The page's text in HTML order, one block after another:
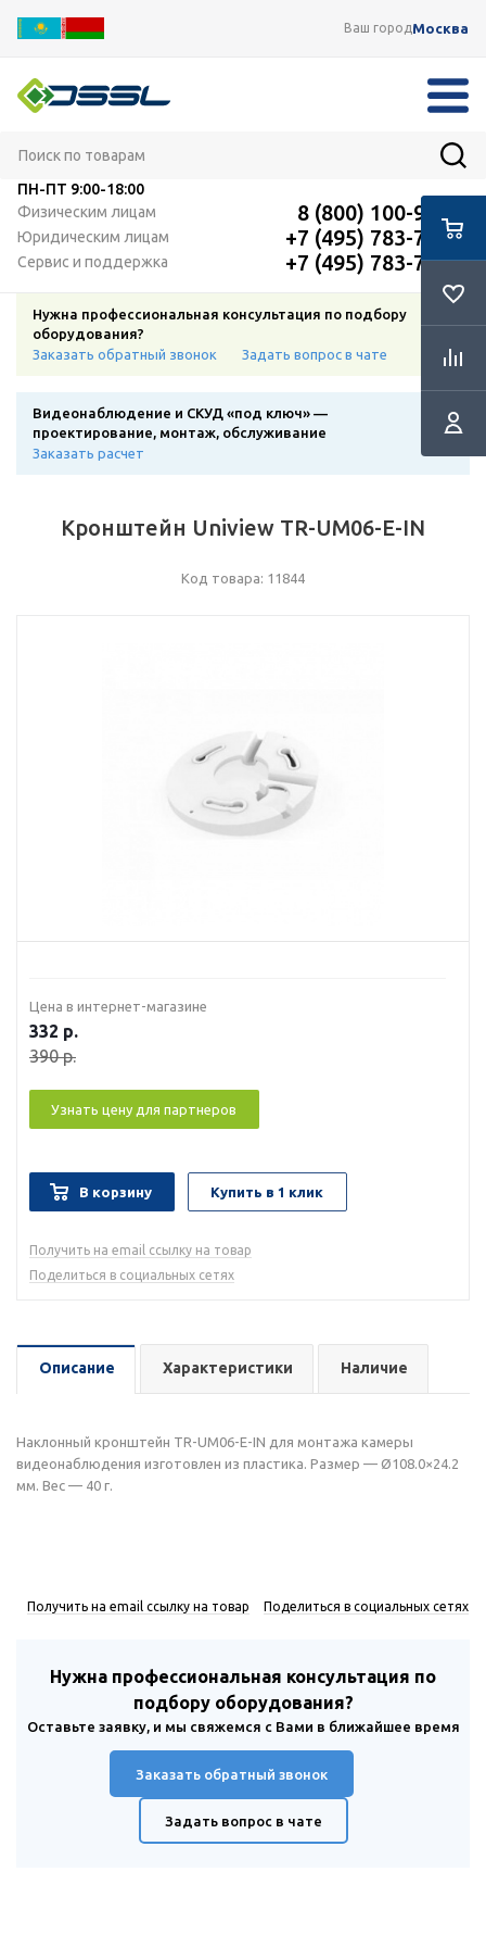
Ваш городМосква
ПН-ПТ 9:00-18:00
Физическим лицам
8 (800) 100-91-12
Юридическим лицам +7 (495) 783-72-87
Сервис и поддержка +7 (495) 783-72-87
Нужна профессиональная консультация по подбору
оборудования?
Заказать обратный звонок
Задать вопрос в чате
Видеонаблюдение и СКУД «под ключ» —
проектирование, монтаж, обслуживание
Заказать расчет
Кронштейн Uniview TR-UM06-E-IN
Код товара: 11844
Цена в интернет-магазине
332 р.
390р.
Узнать цену для партнеров
В корзину Купить в 1 клик
Получить на email ссылку на товар
Поделиться в социальных сетях
Описание Характеристики Наличие
Наклонный кронштейн TR-UM06-E-IN для монтажа камеры
видеонаблюдения изготовлен из пластика. Размер — Ø108.0×24.2
мм. Вес — 40 г.
Получить на email ссылку на товар Поделиться в социальных сетях
Нужна профессиональная консультация по
подбору оборудования?
Оставьте заявку, и мы свяжемся с Вами в ближайшее время
Заказать обратный звонок
Задать вопрос в чате